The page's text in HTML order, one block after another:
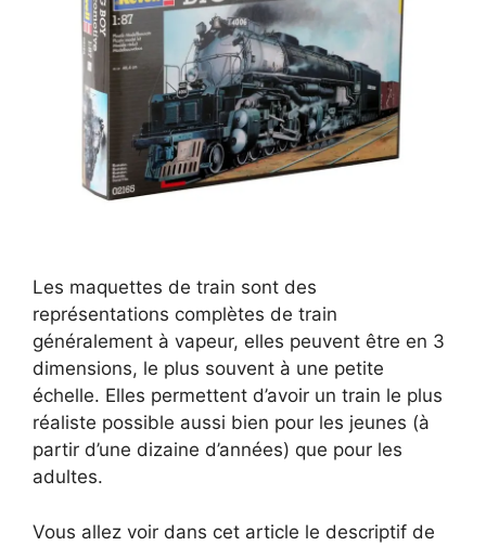
Les maquettes de train sont des
représentations complètes de train
généralement à vapeur, elles peuvent être en 3
dimensions, le plus souvent à une petite
échelle. Elles permettent d’avoir un train le plus
réaliste possible aussi bien pour les jeunes (à
partir d’une dizaine d’années) que pour les
adultes.
Vous allez voir dans cet article le descriptif de